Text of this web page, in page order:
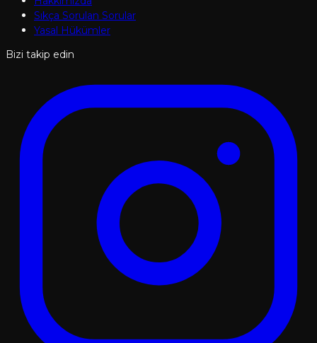
Sıkça Sorulan Sorular
Yasal Hükümler
Bizi takip edin